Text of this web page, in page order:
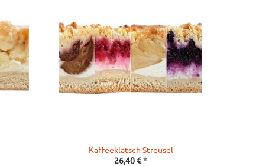
Kaffeeklatsch Streusel
26,40 €*